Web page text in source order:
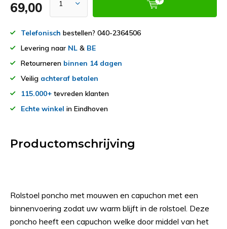
69,00
Telefonisch bestellen? 040-2364506
Levering naar NL & BE
Retourneren binnen 14 dagen
Veilig achteraf betalen
115.000+ tevreden klanten
Echte winkel in Eindhoven
Productomschrijving
Rolstoel poncho met mouwen en capuchon met een
binnenvoering zodat uw warm blijft in de rolstoel. Deze
poncho heeft een capuchon welke door middel van het